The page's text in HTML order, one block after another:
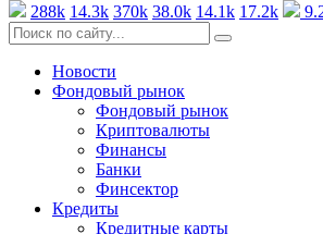
288k 14.3k 370k 38.0k 14.1k 17.2k
Новости
Фондовый рынок
Фондовый рынок
Криптовалюты
Финансы
Банки
Финсектор
Кредиты
Кредитные карты